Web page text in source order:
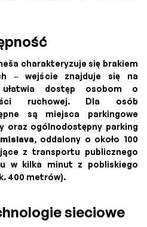
charakteryzuje się brakiem
– wejście znajduje się na
dostęp osobom o
ruchowej. Dla osób
są miejsca parkingowe
oraz ogólnodostępny parking
, oddalony o około 100
z transportu publicznego
w kilka minut z pobliskiego
400 metrów).
sieciowe